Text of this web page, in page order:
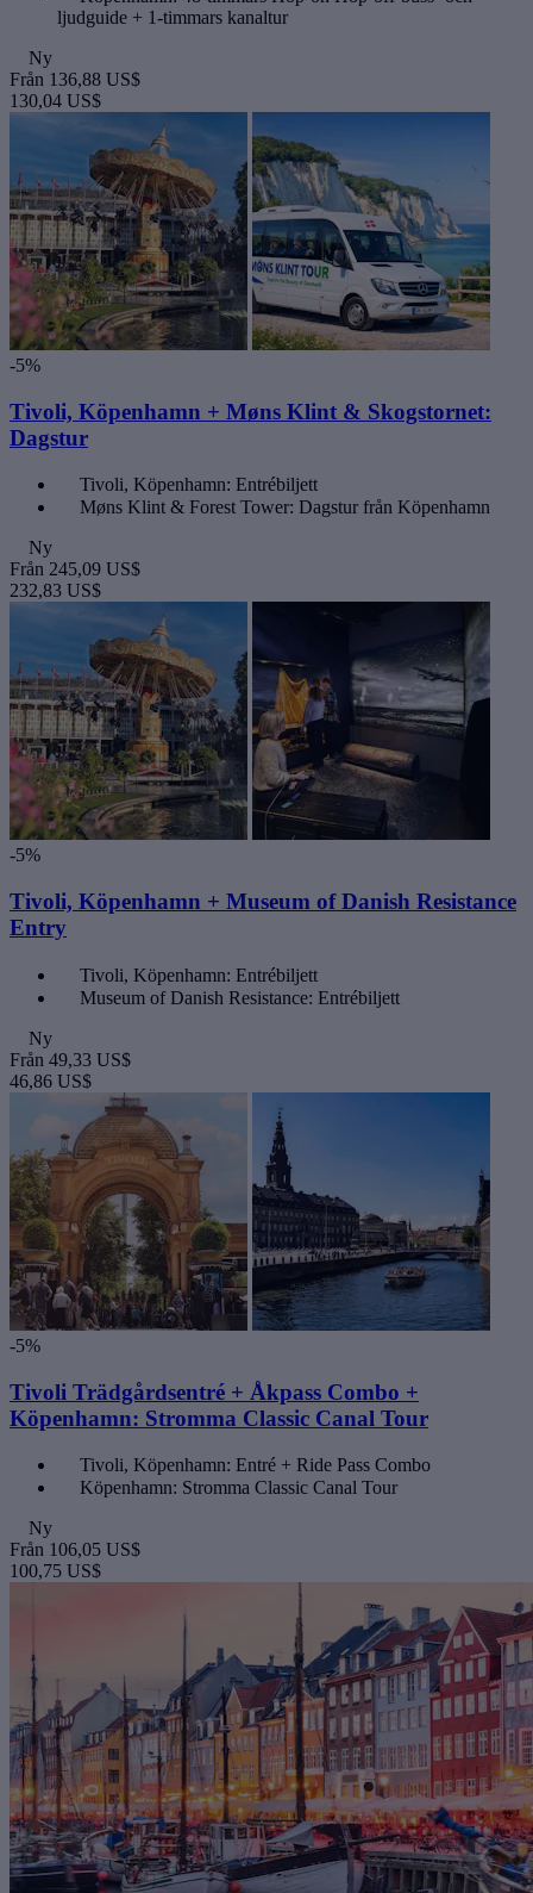
ljudguide + 1-timmars kanaltur
Ny
Från 136,88 US$
130,04 US$
-5%
Tivoli, Köpenhamn + Møns Klint & Skogstornet:
Dagstur
Tivoli, Köpenhamn: Entrébiljett
Møns Klint & Forest Tower: Dagstur från Köpenhamn
Ny
Från 245,09 US$
232,83 US$
-5%
Tivoli, Köpenhamn + Museum of Danish Resistance
Entry
Tivoli, Köpenhamn: Entrébiljett
Museum of Danish Resistance: Entrébiljett
Ny
Från 49,33 US$
46,86 US$
-5%
Tivoli Trädgårdsentré + Åkpass Combo +
Köpenhamn: Stromma Classic Canal Tour
Tivoli, Köpenhamn: Entré + Ride Pass Combo
Köpenhamn: Stromma Classic Canal Tour
Ny
Från 106,05 US$
100,75 US$